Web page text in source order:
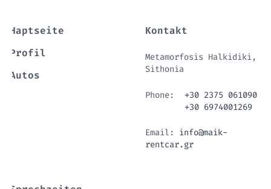
Haptseite
Profil
Autos
Kontakt
Metamorfosis Halkidiki,
Sithonia
Phone:
+30 2375 061090
+30 6974001269
Email: info@maik-
rentcar.gr